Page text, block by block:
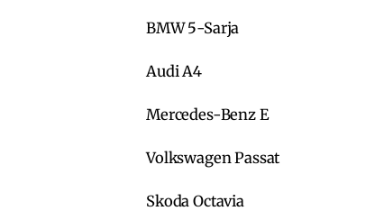
BMW 5-Sarja
Audi A4
Mercedes-Benz E
Volkswagen Passat
Skoda Octavia